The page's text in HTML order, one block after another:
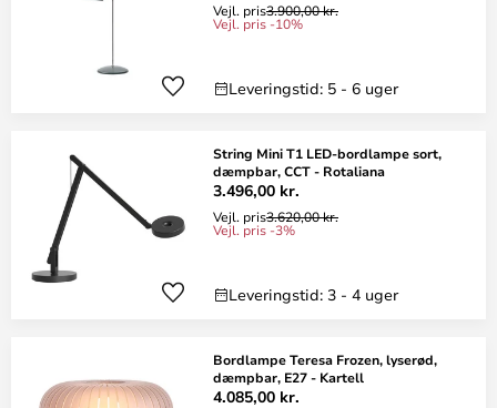
Vejl. pris3.900,00 kr.
Vejl. pris -10%
Leveringstid: 5 - 6 uger
String Mini T1 LED-bordlampe sort,
dæmpbar, CCT - Rotaliana
3.496,00 kr.
Vejl. pris3.620,00 kr.
Vejl. pris -3%
Leveringstid: 3 - 4 uger
Bordlampe Teresa Frozen, lyserød,
dæmpbar, E27 - Kartell
4.085,00 kr.